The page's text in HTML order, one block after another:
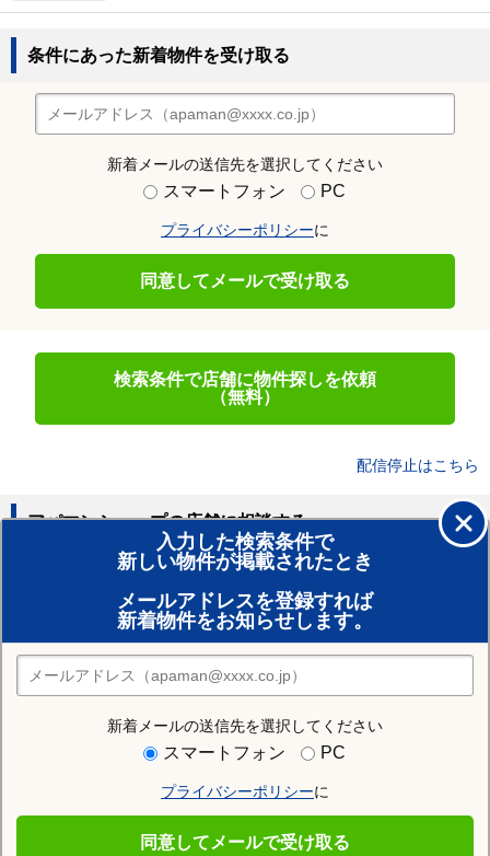
条件にあった新着物件を受け取る
新着メールの送信先を選択してください
スマートフォン PC
プライバシーポリシーに
同意してメールで受け取る
検索条件で店舗に物件探しを依頼
（無料）
配信停止はこちら
入力した検索条件で
新しい物件が掲載されたとき
メールアドレスを登録すれば
新着物件をお知らせします。
新着メールの送信先を選択してください
スマートフォン PC
プライバシーポリシーに
同意してメールで受け取る
アパマンショップの店舗に相談する
賃貸のプロがお部屋探し！
おまかせ物件リクエスト
住みたい街の店舗を探す
店舗検索